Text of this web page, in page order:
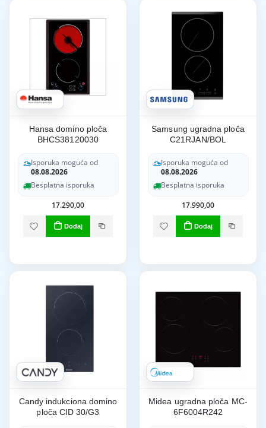
Hansa domino ploča
BHCS38120030
Isporuka moguća od
08.08.2026
Besplatna isporuka
17.290,00
Dodaj
Samsung ugradna ploča
C21RJAN/BOL
Isporuka moguća od
08.08.2026
Besplatna isporuka
17.990,00
Dodaj
Candy indukciona domino
ploča CID 30/G3
Midea ugradna ploča MC-
6F6004R242